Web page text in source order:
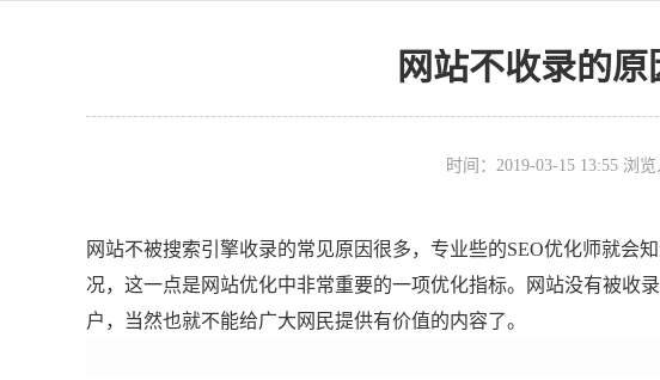
网站不收录的原
时间：2019-03-15 13:55 浏览
网站不被搜索引擎收录的常见原因很多，专业些的SEO优化师就会
况，这一点是网站优化中非常重要的一项优化指标。网站没有被收
户，当然也就不能给广大网民提供有价值的内容了。